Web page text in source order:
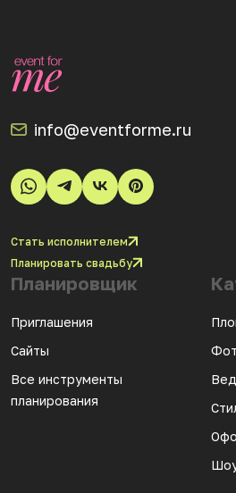
info@eventforme.ru
Стать исполнителем
Планировать свадьбу
Планировщик
Приглашения
Сайты
Все инструменты
планирования